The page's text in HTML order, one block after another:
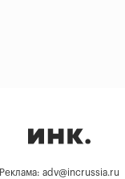
Реклама: adv@incrussia.ru